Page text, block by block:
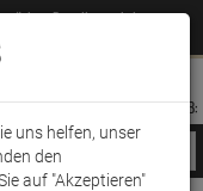
nächste Bestellung erhalten
AUFKLAPPEN
MERKZETTEL
WARENKORB:
uns helfen, unser
den
auf "Akzeptieren"